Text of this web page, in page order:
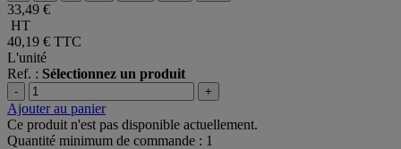
33,49 €
HT
40,19 € TTC
L'unité
Ref. : Sélectionnez un produit
- +
Ajouter au panier
Ce produit n'est pas disponible actuellement.
Quantité minimum de commande : 1